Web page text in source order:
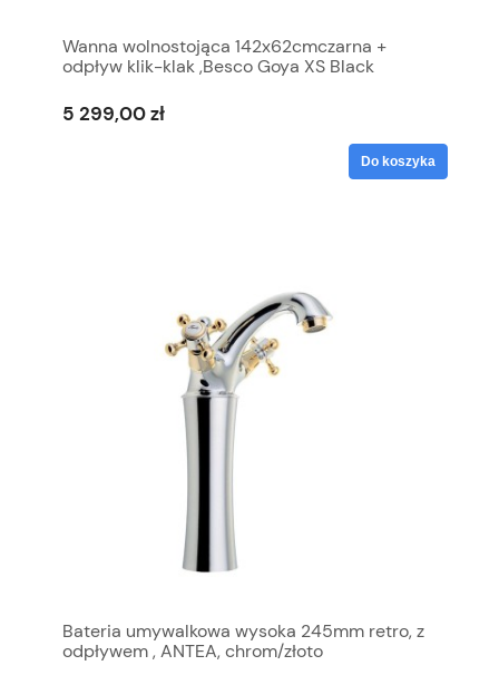
Wanna wolnostojąca 142x62cmczarna +
odpływ klik-klak ,Besco Goya XS Black
5 299,00 zł
Do koszyka
Bateria umywalkowa wysoka 245mm retro, z
odpływem , ANTEA, chrom/złoto